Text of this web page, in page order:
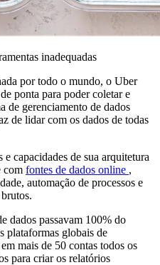
inadequadas
por todo o mundo, o Uber
ponta para poder coletar e
de gerenciamento de dados
de lidar com os dados de todas
capacidades de sua arquitetura
com fontes de dados online ,
automação de processos e
dados passavam 100% do
plataformas globais de
mais de 50 contas todos os
para criar os relatórios